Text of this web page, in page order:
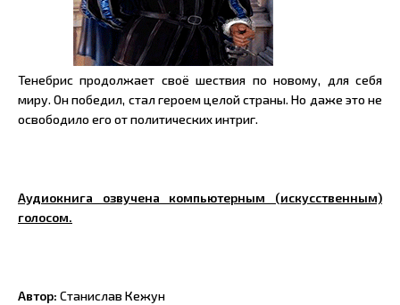
Тенебрис продолжает своё шествия по новому, для себя
миру. Он победил, стал героем целой страны. Но даже это не
освободило его от политических интриг.
Аудиокнига озвучена компьютерным (искусственным)
голосом.
Автор: Станислав Кежун